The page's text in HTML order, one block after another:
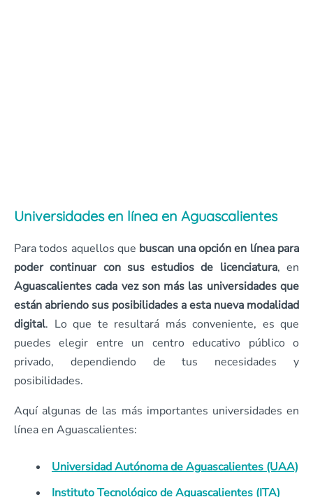
Universidades en línea en Aguascalientes
Para todos aquellos que buscan una opción en línea para
poder continuar con sus estudios de licenciatura, en
Aguascalientes cada vez son más las universidades que
están abriendo sus posibilidades a esta nueva modalidad
digital. Lo que te resultará más conveniente, es que
puedes elegir entre un centro educativo público o
privado, dependiendo de tus necesidades y
posibilidades.
Aquí algunas de las más importantes universidades en
línea en Aguascalientes:
Universidad Autónoma de Aguascalientes (UAA)
Instituto Tecnológico de Aguascalientes (ITA)